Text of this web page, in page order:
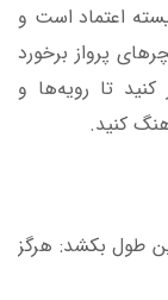
اعتماد است و
پرواز برخورد
تا رویه‌ها و
کنید.
طول بکشد: هرگز